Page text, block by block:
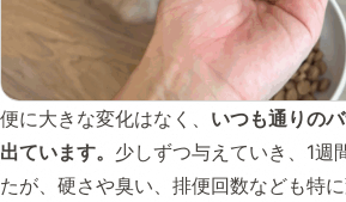
便に大きな変化はなく、 いつも通りの
出ています。 少しずつ与えていき、1週
たが、硬さや臭い、排便回数なども特